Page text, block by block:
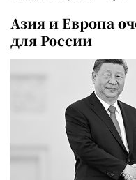
Азия и Европа
для России